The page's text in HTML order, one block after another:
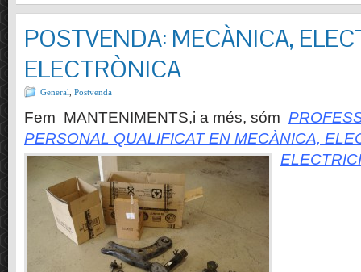
POSTVENDA: MECÀNICA,
ELECTRÒNICA
General Postvenda
Fem MANTENIMENTS,i a més, sóm
PERSONAL QUALIFICAT EN MECÀNICA,